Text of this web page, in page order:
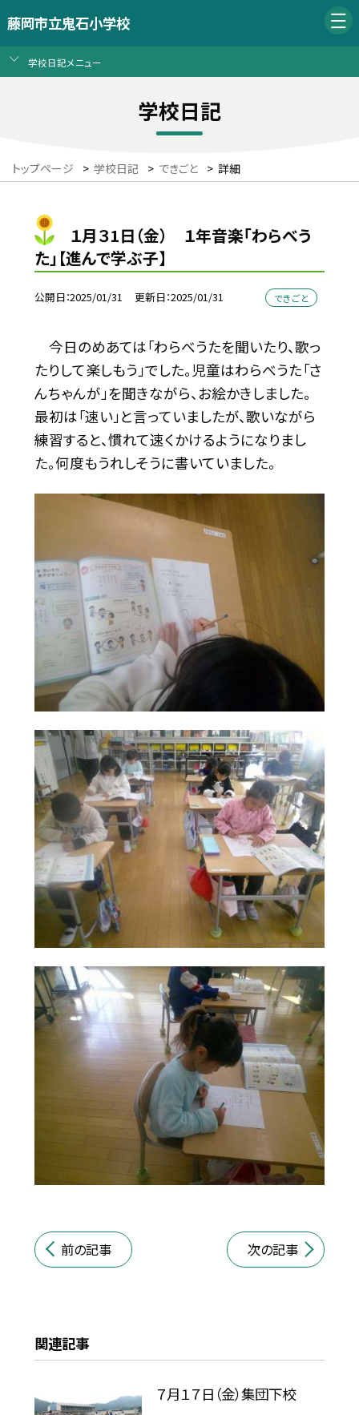
藤岡市立鬼石小学校
学校日記メニュー
学校日記
トップページ > 学校日記 > できごと > 詳細
１月３1日（金） １年音楽「わらべう
た」【進んで学ぶ子】
公開日 2025/01/31 更新日 2025/01/31 できごと
今日のめあては「わらべうたを聞いたり、歌っ
たりして楽しもう」でした。児童はわらべうた「さ
んちゃんが」を聞きながら、お絵かきしました。
最初は「速い」と言っていましたが、歌いながら
練習すると、慣れて速くかけるようになりまし
た。何度もうれしそうに書いていました。
前の記事 次の記事
関連記事
７月１７日（金）集団下校